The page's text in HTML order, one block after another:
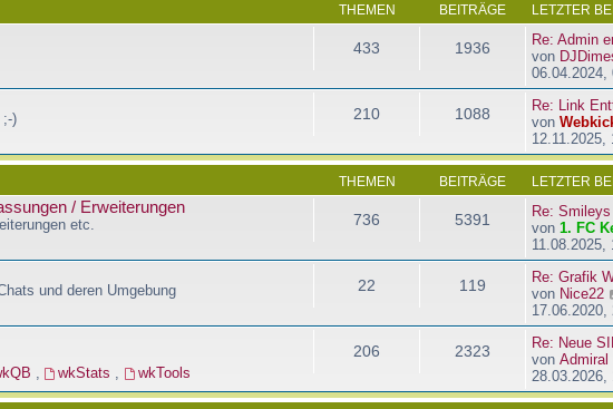
THEMEN BEITRÄGE LETZTER
433 1936
Re: Admin
von
06.04.2024,
;-) 210 1088
Re: Link
von
12.11.2025,
THEMEN BEITRÄGE LETZTER
/ Erweiterungen
etc.
736 5391
Re:
von 1. FC
11.08.2025,
und deren Umgebung 22 119
Re: Grafik
von Nice22
17.06.2020,
wkStats wkTools
206 2323
Re: Neue
von Admiral
28.03.2026,